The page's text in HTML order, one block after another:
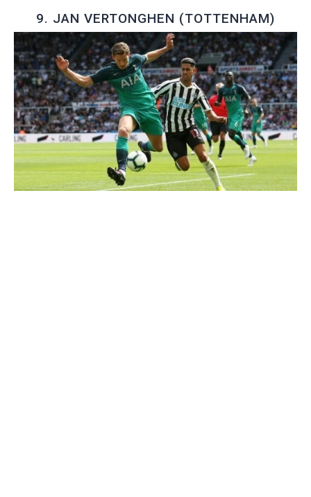
9. JAN VERTONGHEN (TOTTENHAM)